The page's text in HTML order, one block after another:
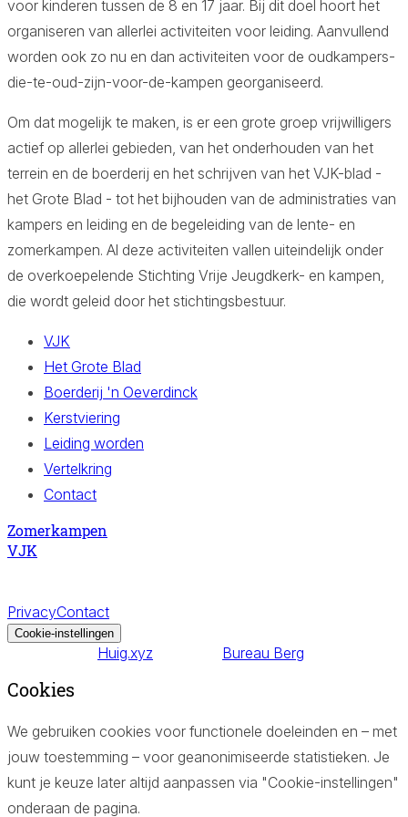
voor kinderen tussen de 8 en 17 jaar. Bij dit doel hoort het
organiseren van allerlei activiteiten voor leiding. Aanvullend
worden ook zo nu en dan activiteiten voor de oudkampers-
die-te-oud-zijn-voor-de-kampen georganiseerd.
Aa
Om dat mogelijk te maken, is er een grote groep vrijwilligers
actief op allerlei gebieden, van het onderhouden van het
terrein en de boerderij en het schrijven van het VJK-blad -
het Grote Blad - tot het bijhouden van de administraties van
kampers en leiding en de begeleiding van de lente- en
zomerkampen. Al deze activiteiten vallen uiteindelijk onder
de overkoepelende Stichting Vrije Jeugdkerk- en kampen,
die wordt geleid door het stichtingsbestuur.
VJK
Het Grote Blad
Boerderij 'n Oeverdinck
Kerstviering
Leiding worden
Vertelkring
Contact
Zomerkampen
VJK
PrivacyContact
Cookie-instellingen
Huig.xyz Bureau Berg
Cookies
We gebruiken cookies voor functionele doeleinden en – met
jouw toestemming – voor geanonimiseerde statistieken. Je
kunt je keuze later altijd aanpassen via "Cookie-instellingen"
onderaan de pagina.